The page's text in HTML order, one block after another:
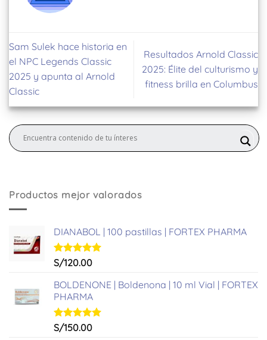
Sam Sulek hace historia en
el NPC Legends Classic
2025 y apunta al Arnold
Classic
Resultados Arnold Classic
2025: Élite del culturismo y
fitness brilla en Columbus
Productos mejor valorados
DIANABOL | 100 pastillas | FORTEX PHARMA
Valorado
de 5
S/120.00
BOLDENONE | Boldenona | 10 ml Vial | FORTEX
PHARMA
Valorado
S/150.00